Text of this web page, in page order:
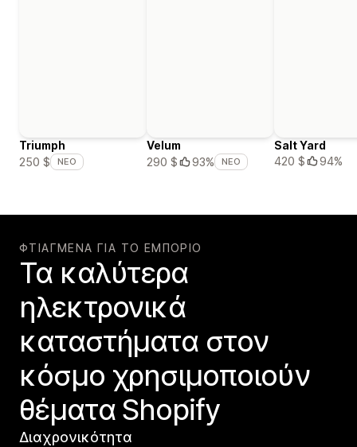
Triumph
250 $
ΝΈΟ
Velum
290 $
93% ΝΈΟ
Salt Yard
420 $
94%
ΦΤΙΑΓΜΈΝΑ ΓΙΑ ΤΟ ΕΜΠΌΡΙΟ
Τα καλύτερα
ηλεκτρονικά
καταστήματα στον
κόσμο χρησιμοποιούν
θέματα Shopify
Διαχρονικότητα